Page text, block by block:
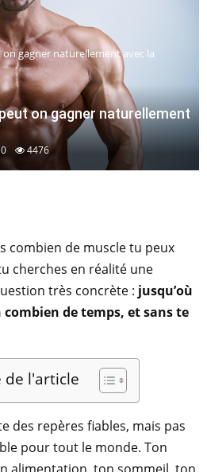
gagner naturellement avec la
on gagner naturellement
0 4476
combien de muscle tu peux
cherches en réalité une
très concrète : jusqu’où
de temps, et sans te
de l'article
des repères fiables, mais pas
pour tout le monde. Ton